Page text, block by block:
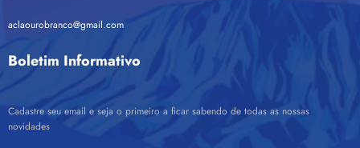
aclaourobranco@gmail.com
Boletim Informativo
Cadastre seu email e seja o primeiro a ficar sabendo de todas as nossas
novidades